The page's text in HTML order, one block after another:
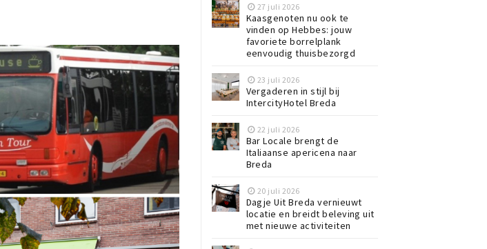
27 juli 2026
Kaasgenoten nu ook te
vinden op Hebbes: jouw
favoriete borrelplank
eenvoudig thuisbezorgd
23 juli 2026
Vergaderen in stijl bij
IntercityHotel Breda
22 juli 2026
Bar Locale brengt de
Italiaanse apericena naar
Breda
20 juli 2026
Dagje Uit Breda vernieuwt
locatie en breidt beleving uit
met nieuwe activiteiten